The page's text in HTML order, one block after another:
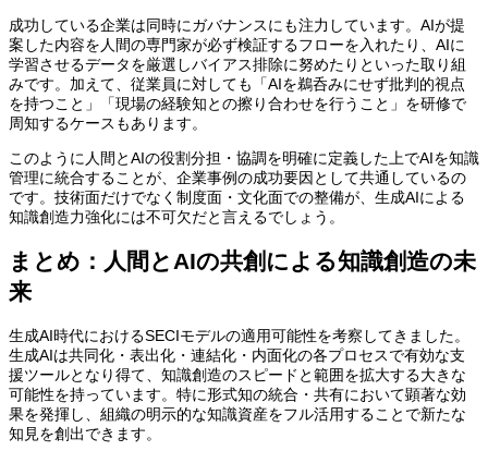
成功している企業は同時にガバナンスにも注力しています。AIが提
案した内容を人間の専門家が必ず検証するフローを入れたり、AIに
学習させるデータを厳選しバイアス排除に努めたりといった取り組
みです。加えて、従業員に対しても「AIを鵜呑みにせず批判的視点
を持つこと」「現場の経験知との擦り合わせを行うこと」を研修で
周知するケースもあります。
このように人間とAIの役割分担・協調を明確に定義した上でAIを知識
管理に統合することが、企業事例の成功要因として共通しているの
です。技術面だけでなく制度面・文化面での整備が、生成AIによる
知識創造力強化には不可欠だと言えるでしょう。
まとめ：人間とAIの共創による知識創造の未
来
生成AI時代におけるSECIモデルの適用可能性を考察してきました。
生成AIは共同化・表出化・連結化・内面化の各プロセスで有効な支
援ツールとなり得て、知識創造のスピードと範囲を拡大する大きな
可能性を持っています。特に形式知の統合・共有において顕著な効
果を発揮し、組織の明示的な知識資産をフル活用することで新たな
知見を創出できます。